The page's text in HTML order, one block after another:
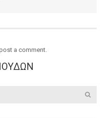
a comment.